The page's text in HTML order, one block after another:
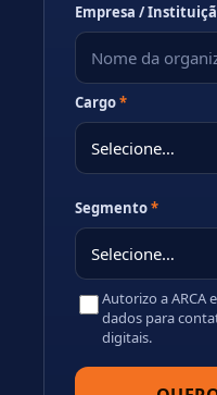
Empresa /
Cargo*
Segmento*
Autorizo a ARCA
dados para
digitais.